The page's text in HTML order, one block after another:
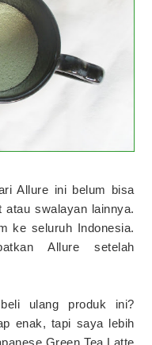
Allure ini belum bisa
atau swalayan lainnya.
ke seluruh Indonesia.
Allure setelah
ulang produk ini?
enak, tapi saya lebih
Green Tea Latte